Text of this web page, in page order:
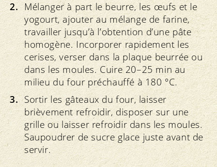
Mélanger à part le beurre, les œufs et le
yogourt, ajouter au mélange de farine,
travailler jusqu’à l’obtention d’une pâte
homogène. Incorporer rapidement les
cerises, verser dans la plaque beurrée ou
dans les moules. Cuire 20–25 min au
milieu du four préchauffé à 180 °C.
Sortir les gâteaux du four, laisser
brièvement refroidir, disposer sur une
grille ou laisser refroidir dans les moules.
Saupoudrer de sucre glace juste avant de
servir.